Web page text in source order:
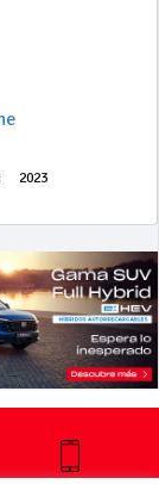
2023
+34 627 35